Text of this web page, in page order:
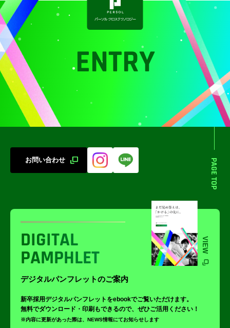
ENTRY
PAGE TOP
お問い合わせ
DIGITAL
PAMPHLET
デジタルパンフレットのご案内
新卒採用デジタルパンフレットをebookでご覧いただけます。
無料でダウンロード・印刷もできるので、ぜひご活用ください！
※内容に更新があった際は、NEWS情報にてお知らせします
VIEW